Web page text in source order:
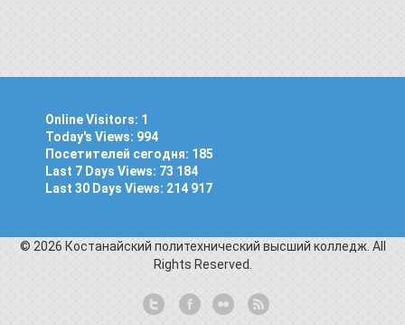
Online Visitors: 1
Today's Views: 994
Посетителей сегодня: 185
Last 7 Days Views: 73 184
Last 30 Days Views: 214 917
© 2026 Костанайский политехнический высший колледж. All
Rights Reserved.